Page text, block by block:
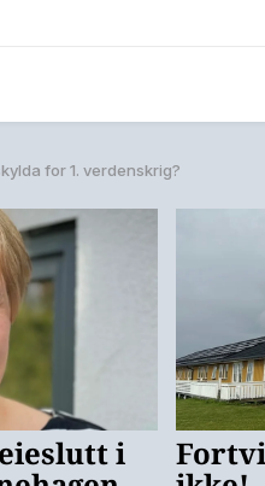
for 1. verdenskrig?